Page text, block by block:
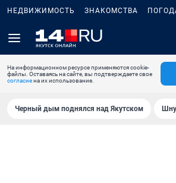
НЕДВИЖИМОСТЬ ЗНАКОМСТВА
На информационном ресурсе применяются cookie-
файлы. Оставаясь на сайте, вы подтверждаете свое
согласиена их использование.
Черный дым поднялся над Якутском